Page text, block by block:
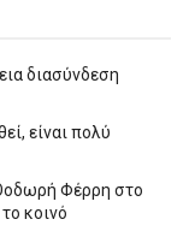
διασύνδεση
είναι πολύ
Φέρρη στο
κοινό